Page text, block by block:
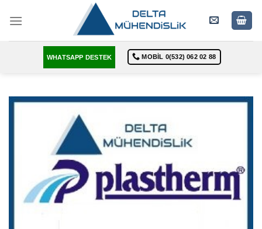
WHATSAPP DESTEK MOBIL 0(532) 062 02 88